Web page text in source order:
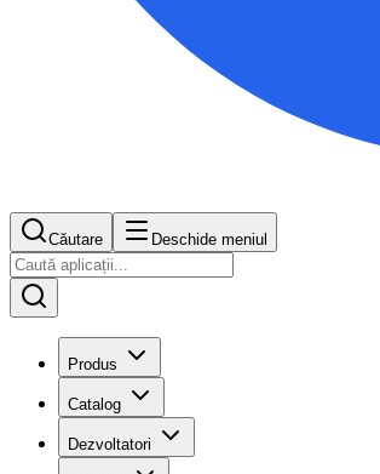
Căutare Deschide meniul
Produs
Catalog
Dezvoltatori